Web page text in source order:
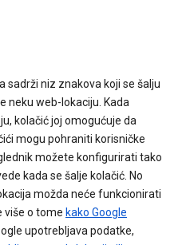
sadrži niz znakova koji se šalju
neku web-lokaciju. Kada
kolačić joj omogućuje da
mogu pohraniti korisničke
možete konfigurirati tako
kada se šalje kolačić. No
možda neće funkcionirati
više o tome kako Google
upotrebljava podatke,